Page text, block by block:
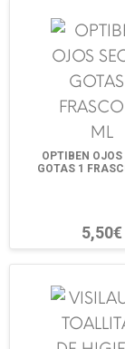
OPTIBEN OJOS
GOTAS 1
5,50€